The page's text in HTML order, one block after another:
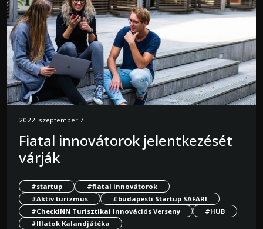
2022. szeptember 7.
Fiatal innovátorok jelentkezését
várják
#startup
#fiatal innovátorok
#Aktív turizmus
#budapesti Startup SAFARI
#CheckINN Turisztikai Innovációs Verseny
#HUB
#Illatok Kalandjátéka